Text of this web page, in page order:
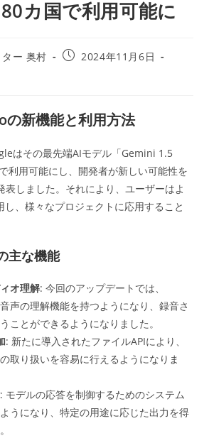
カ国で利用可能に
ー 奥村
投
2024年11月6日
新機能と利用方法
はその最先端AIモデル「Gemini 1.5
利用可能にし、開発者が新しい可能性を
表しました。それにより、ユーザーはよ
し、様々なプロジェクトに応用すること
主な機能
オ理解: 今回のアップデートでは、
声の理解機能を持つようになり、録音さ
ことができるようになりました。
: 新たに導入されたファイルAPIにより、
取り扱いを容易に行えるようになりま
: モデルの応答を制御するためのシステム
うになり、特定の用途に応じた出力を得